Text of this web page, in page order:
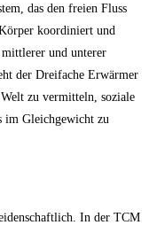
das den freien Fluss
koordiniert und
und unterer
der Dreifache Erwärmer
zu vermitteln, soziale
im Gleichgewicht zu
In der TCM